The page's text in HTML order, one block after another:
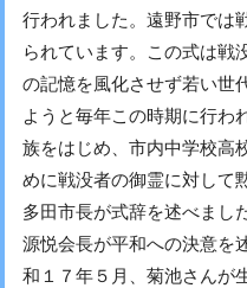
行われました。遠野市では
られています。この式は戦
の記憶を風化させず若い世
ようと毎年この時期に行わ
族をはじめ、市内中学校高
めに戦没者の御霊に対して
多田市長が式辞を述べまし
源悦会長が平和への決意を
和１７年５月、菊池さんが